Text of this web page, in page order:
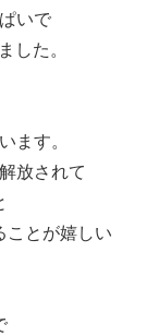
いで
した。
ます。
放されて
ことが嬉しい